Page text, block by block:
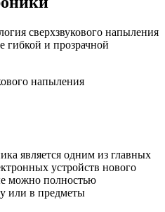
сверхзвукового напыления
гибкой и прозрачной
является одним из главных
устройств нового
можно полностью
или в предметы